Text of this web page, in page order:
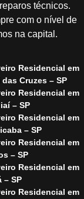
técnicos.
com o nível de
na capital.
Residencial em
das Cruzes – SP
Residencial em
– SP
Residencial em
– SP
Residencial em
– SP
Residencial em
– SP
Residencial em